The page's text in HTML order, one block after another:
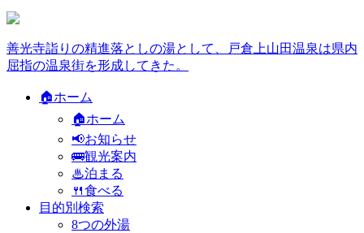
善光寺詣りの精進落としの湯として、戸倉上山田温泉は県内
屈指の温泉街を形成してきた。
🏠ホーム
🏠ホーム
📢お知らせ
🚌観光案内
♨泊まる
🍴食べる
目的別検索
8つの外湯